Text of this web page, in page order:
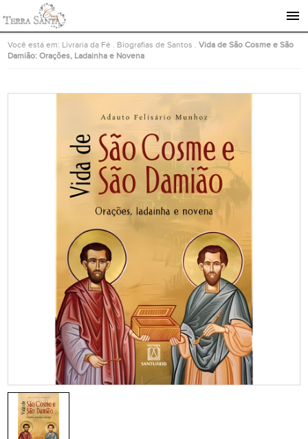
Ir para a página inicial
Você está em: Livraria da Fé Biografias de Santos .Vida de São Cosme e São
Damião: Orações, Ladainha e Novena